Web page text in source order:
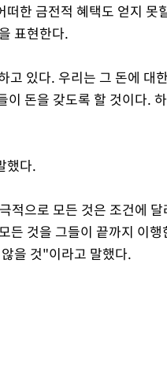
한 금전적 혜택도 얻지 못
표현한다.
있다. 우리는 그 돈에 대
돈을 갖도록 할 것이다.
했다.
적으로 모든 것은 조건에
든 것을 그들이 끝까지 이행
을 것"이라고 말했다.